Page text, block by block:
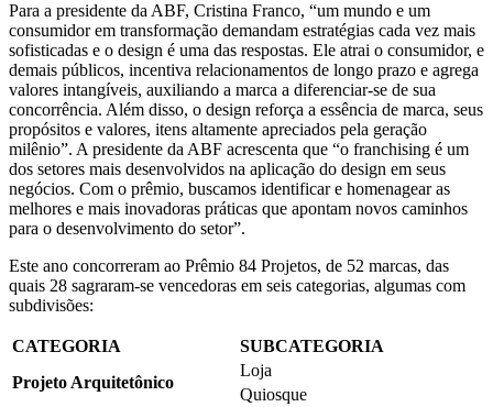
Para a presidente da ABF, Cristina Franco, “um mundo e um
consumidor em transformação demandam estratégias cada vez mais
sofisticadas e o design é uma das respostas. Ele atrai o consumidor, e
demais públicos, incentiva relacionamentos de longo prazo e agrega
valores intangíveis, auxiliando a marca a diferenciar-se de sua
concorrência. Além disso, o design reforça a essência de marca, seus
propósitos e valores, itens altamente apreciados pela geração
milênio”. A presidente da ABF acrescenta que “o franchising é um
dos setores mais desenvolvidos na aplicação do design em seus
negócios. Com o prêmio, buscamos identificar e homenagear as
melhores e mais inovadoras práticas que apontam novos caminhos
para o desenvolvimento do setor”.
Este ano concorreram ao Prêmio 84 Projetos, de 52 marcas, das
quais 28 sagraram-se vencedoras em seis categorias, algumas com
subdivisões:
CATEGORIA
SUBCATEGORIA
Projeto Arquitetônico
Loja
Quiosque